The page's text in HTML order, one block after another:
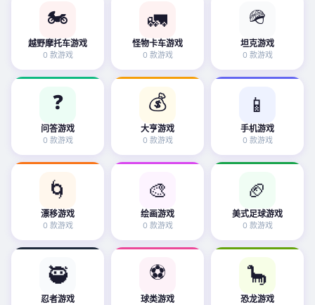
🏍️
越野摩托车游戏
0 款游戏
🚛
怪物卡车游戏
0 款游戏
🪖
坦克游戏
0 款游戏
❓
问答游戏
0 款游戏
💰
大亨游戏
0 款游戏
📱
手机游戏
0 款游戏
🌀
漂移游戏
0 款游戏
🎨
绘画游戏
0 款游戏
🏈
美式足球游戏
0 款游戏
🥷
忍者游戏
⚽
球类游戏
🦕
恐龙游戏